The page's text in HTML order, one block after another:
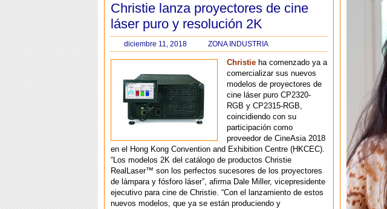
Christie lanza proyectores de cine
láser puro y resolución 2K
diciembre 11, 2018 ZONA INDUSTRIA
Christie ha comenzado ya a
comercializar sus nuevos
modelos de proyectores de
cine láser puro CP2320-
RGB y CP2315-RGB,
coincidiendo con su
participación como
proveedor de CineAsia 2018
en el Hong Kong Convention and Exhibition Centre (HKCEC).
“Los modelos 2K del catálogo de productos Christie
RealLaser™ son los perfectos sucesores de los proyectores
de lámpara y fósforo láser”, afirma Dale Miller, vicepresidente
ejecutivo para cine de Christie. “Con el lanzamiento de estos
nuevos modelos, que ya se están produciendo y